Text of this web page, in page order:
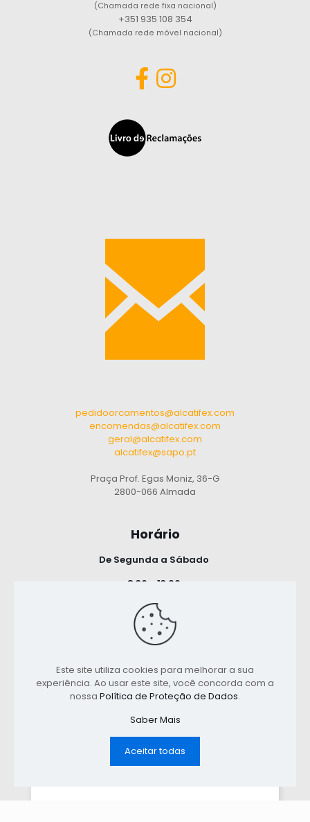
(Chamada rede fixa nacional)
+351 935 108 354
(Chamada rede móvel nacional)
pedidoorcamentos@alcatifex.com
encomendas@alcatifex.com
geral@alcatifex.com
alcatifex@sapo.pt
Praça Prof. Egas Moniz, 36-G
2800-066 Almada
Horário
De Segunda a Sábado
8:30 - 13:00
14:30 - 18:00
Termos e Condições
Este site utiliza cookies para melhorar a sua
experiência. Ao usar este site, você concorda com a
nossa Política de Proteção de Dados.
Saber Mais
Aceitar todas